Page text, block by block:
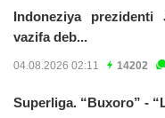
Indoneziya prezidenti
vazifa deb...
04.08.2026 02:11 14202
Superliga. “Buxoro” -